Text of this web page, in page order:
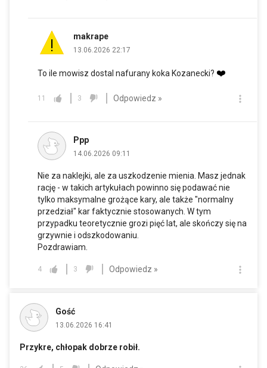
makrape
13.06.2026 22:17
To ile mowisz dostal nafurany koka Kozanecki? ❤️
11 3 Odpowiedz »
Ppp
14.06.2026 09:11
Nie za naklejki, ale za uszkodzenie mienia. Masz jednak
rację - w takich artykułach powinno się podawać nie
tylko maksymalne grożące kary, ale także "normalny
przedział" kar faktycznie stosowanych. W tym
przypadku teoretycznie grozi pięć lat, ale skończy się na
grzywnie i odszkodowaniu.
Pozdrawiam.
4 3 Odpowiedz »
Gość
13.06.2026 16:41
Przykre, chłopak dobrze robił.